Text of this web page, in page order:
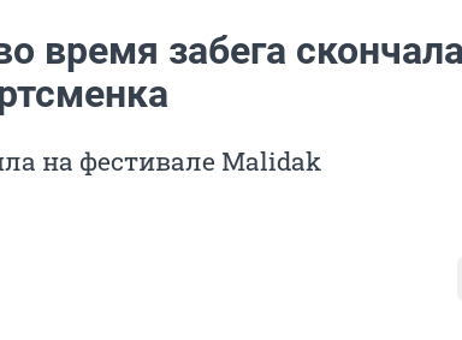
время забега
на фестивале Malidak